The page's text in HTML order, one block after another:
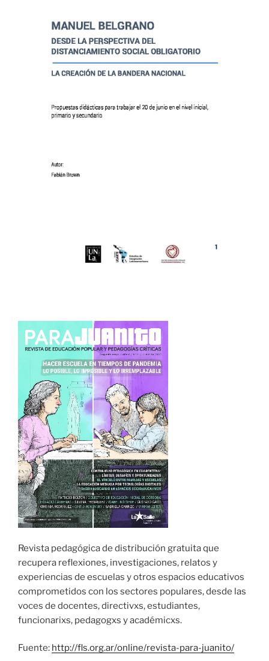
Revista pedagógica de distribución gratuita que
recupera reflexiones, investigaciones, relatos y
experiencias de escuelas y otros espacios educativos
comprometidos con los sectores populares, desde las
voces de docentes, directivxs, estudiantes,
funcionarixs, pedagogxs y académicxs.
Fuente: http://fls.org.ar/online/revista-para-juanito/